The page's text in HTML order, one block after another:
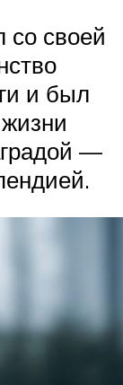
со своей
и был
—